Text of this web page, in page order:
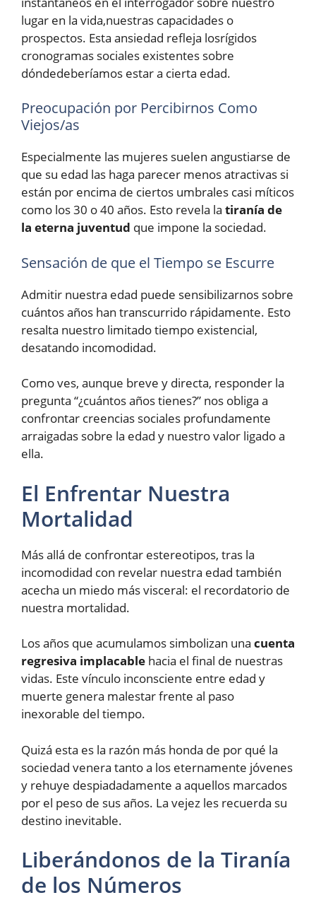
lugar en la vida,nuestras capacidades o
prospectos. Esta ansiedad refleja losrígidos
cronogramas sociales existentes sobre
dóndedeberíamos estar a cierta edad.
Preocupación por Percibirnos Como
Viejos/as
Especialmente las mujeres suelen angustiarse de
que su edad las haga parecer menos atractivas si
están por encima de ciertos umbrales casi míticos
como los 30 o 40 años. Esto revela la tiranía de
la eterna juventud que impone la sociedad.
Sensación de que el Tiempo se Escurre
Admitir nuestra edad puede sensibilizarnos sobre
cuántos años han transcurrido rápidamente. Esto
resalta nuestro limitado tiempo existencial,
desatando incomodidad.
Como ves, aunque breve y directa, responder la
pregunta “¿cuántos años tienes?” nos obliga a
confrontar creencias sociales profundamente
arraigadas sobre la edad y nuestro valor ligado a
ella.
El Enfrentar Nuestra
Mortalidad
Más allá de confrontar estereotipos, tras la
incomodidad con revelar nuestra edad también
acecha un miedo más visceral: el recordatorio de
nuestra mortalidad.
Los años que acumulamos simbolizan una cuenta
regresiva implacable hacia el final de nuestras
vidas. Este vínculo inconsciente entre edad y
muerte genera malestar frente al paso
inexorable del tiempo.
Quizá esta es la razón más honda de por qué la
sociedad venera tanto a los eternamente jóvenes
y rehuye despiadadamente a aquellos marcados
por el peso de sus años. La vejez les recuerda su
destino inevitable.
Liberándonos de la Tiranía
de los Números